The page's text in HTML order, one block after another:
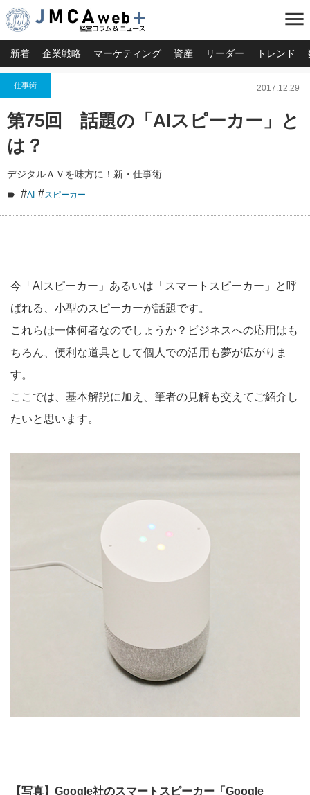
menu
新着 企業戦略 マーケティング 資産 リーダー トレンド
仕事術 2017.12.29
第75回 話題の「AIスピーカー」と
は？
デジタルＡＶを味方に！新・仕事術
#AI #スピーカー
今「AIスピーカー」あるいは「スマートスピーカー」と呼
ばれる、小型のスピーカーが話題です。
これらは一体何者なのでしょうか？ビジネスへの応用はも
ちろん、便利な道具として個人での活用も夢が広がりま
す。
ここでは、基本解説に加え、筆者の見解も交えてご紹介し
たいと思います。
【写真】Google社のスマートスピーカー「Google